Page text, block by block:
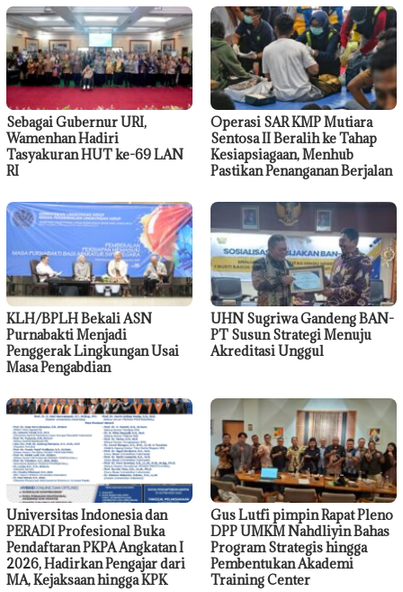
Sebagai Gubernur URI,
Wamenhan Hadiri
Tasyakuran HUT ke-69 LAN
RI
Operasi SAR KMP Mutiara
Sentosa II Beralih ke Tahap
Kesiapsiagaan, Menhub
Pastikan Penanganan Berjalan
KLH/BPLH Bekali ASN
Purnabakti Menjadi
Penggerak Lingkungan Usai
Masa Pengabdian
UHN Sugriwa Gandeng BAN-
PT Susun Strategi Menuju
Akreditasi Unggul
Universitas Indonesia dan
PERADI Profesional Buka
Pendaftaran PKPA Angkatan I
2026, Hadirkan Pengajar dari
MA, Kejaksaan hingga KPK
Gus Lutfi pimpin Rapat Pleno
DPP UMKM Nahdliyin Bahas
Program Strategis hingga
Pembentukan Akademi
Training Center